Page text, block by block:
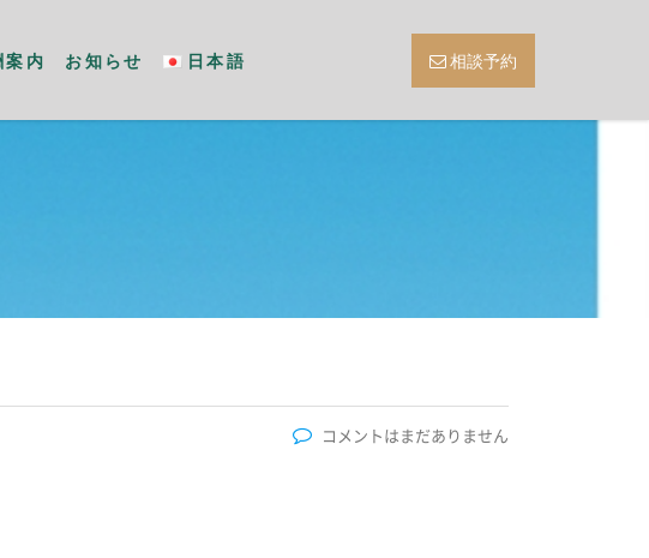
案内 お知らせ 日本語 相談予約
コメントはまだありません